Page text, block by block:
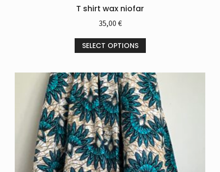
T shirt wax niofar
35,00 €
SELECT OPTIONS